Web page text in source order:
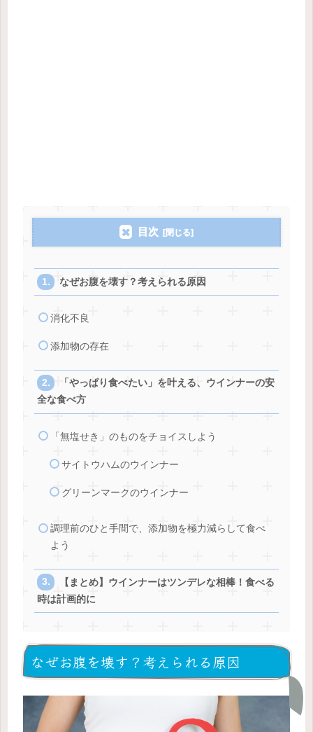
目次
なぜお腹を壊す？考えられる原因
消化不良
添加物の存在
「やっぱり食べたい」を叶える、ウインナーの安
全な食べ方
「無塩せき」のものをチョイスしよう
サイトウハムのウインナー
グリーンマークのウインナー
調理前のひと手間で、添加物を極力減らして食べ
よう
【まとめ】ウインナーはツンデレな相棒！食べる
時は計画的に
なぜお腹を壊す？考えられる原因